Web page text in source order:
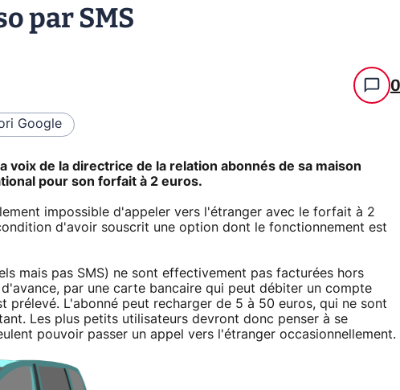
par SMS
0
Google
voix de la directrice de la relation abonnés de sa maison
pour son forfait à 2 euros.
impossible d'appeler vers l'étranger avec le forfait à 2
d'avoir souscrit une option dont le fonctionnement est
mais pas SMS) ne sont effectivement pas facturées hors
par une carte bancaire qui peut débiter un compte
prélevé. L'abonné peut recharger de 5 à 50 euros, qui ne sont
Les plus petits utilisateurs devront donc penser à se
pouvoir passer un appel vers l'étranger occasionnellement.